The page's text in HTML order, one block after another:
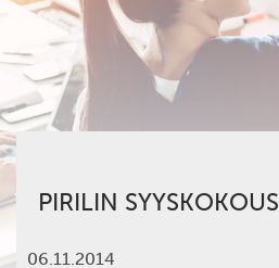
PIRILIN SYYSKOKOUS
06.11.2014